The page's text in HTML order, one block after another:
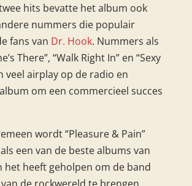
hits bevatte het album ook
nummers die populair
fans van Dr. Hook. Nummers als
There”, “Walk Right In” en “Sexy
veel airplay op de radio en
om een commercieel succes
wordt “Pleasure & Pain”
een van de beste albums van
het heeft geholpen om de band